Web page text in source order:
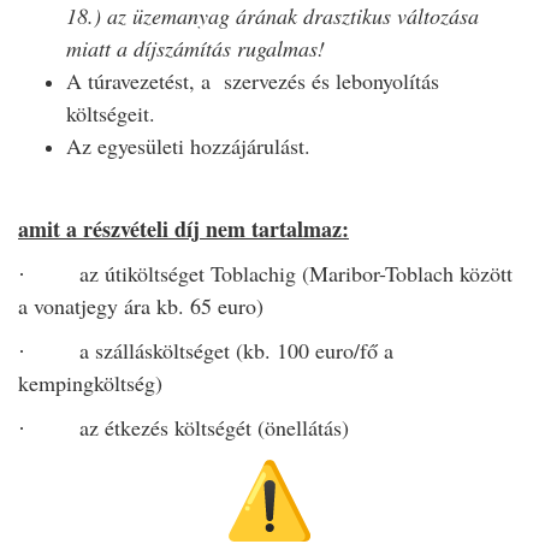
18.) az üzemanyag árának drasztikus változása
miatt a díjszámítás rugalmas!
A túravezetést, a szervezés és lebonyolítás
költségeit.
Az egyesületi hozzájárulást.
amit a részvételi díj nem tartalmaz:
· az útiköltséget Toblachig (Maribor-Toblach között
a vonatjegy ára kb. 65 euro)
·
a szállásköltséget (kb. 100 euro/fő a
kempingköltség)
· az étkezés költségét (önellátás)